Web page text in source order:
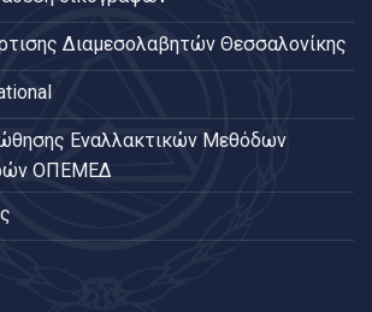
Διαμεσολαβητών Θεσσαλονίκης
Εναλλακτικών Μεθόδων
ΟΠΕΜΕΔ